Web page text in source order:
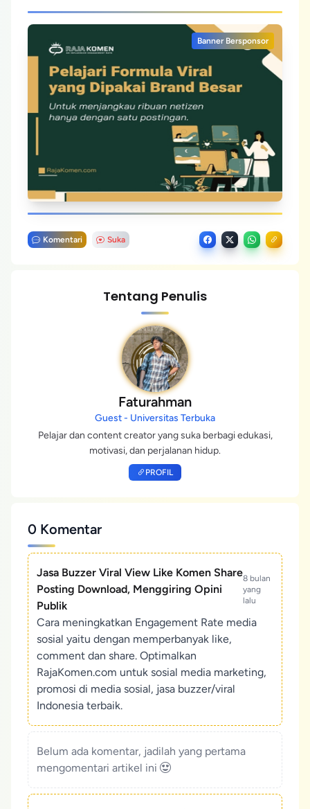
Banner Bersponsor
Komentari Suka
Tentang Penulis
Faturahman
Guest - Universitas Terbuka
Pelajar dan content creator yang suka berbagi edukasi,
motivasi, dan perjalanan hidup.
PROFIL
0 Komentar
Jasa Buzzer Viral View Like Komen Share
Posting Download, Menggiring Opini
Publik
8 bulan
yang
lalu
Cara meningkatkan Engagement Rate media
sosial yaitu dengan memperbanyak like,
comment dan share. Optimalkan
RajaKomen.com untuk sosial media marketing,
promosi di media sosial, jasa buzzer/viral
Indonesia terbaik.
Belum ada komentar, jadilah yang pertama
mengomentari artikel ini